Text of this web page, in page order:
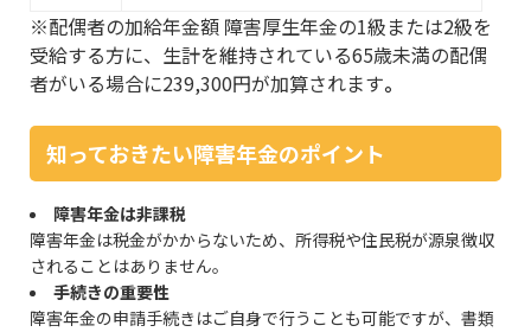
※配偶者の加給年金額 障害厚生年金の1級または2級を
受給する方に、生計を維持されている65歳未満の配偶
者がいる場合に239,300円が加算されます。
知っておきたい障害年金のポイント
障害年金は非課税
障害年金は税金がかからないため、所得税や住民税が源泉徴収
されることはありません。
手続きの重要性
障害年金の申請手続きはご自身で行うことも可能ですが、書類